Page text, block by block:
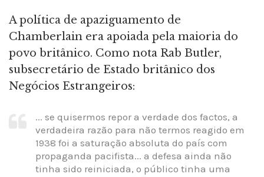
A política de apaziguamento de
Chamberlain era apoiada pela maioria do
povo britânico. Como nota Rab Butler,
subsecretário de Estado britânico dos
Negócios Estrangeiros:
... se quisermos repor a verdade dos factos, a
verdadeira razão para não termos reagido em
1938 foi a saturação absoluta do país com
propaganda pacifista... a defesa ainda não
tinha sido reiniciada, o público tinha uma